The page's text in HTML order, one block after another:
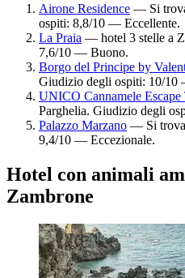
Airone Residence — Si
ospiti: 8,8/10 — Eccellente.
La Praia — hotel 3 stelle a
7,6/10 — Buono.
Borgo del Principe by
Giudizio degli ospiti: 10/10
UNICO Cannamele Escape
Parghelia. Giudizio degli
Palazzo Marzano — Si trova
9,4/10 — Eccezionale.
Hotel con animali
Zambrone